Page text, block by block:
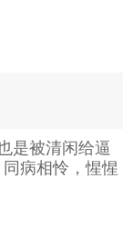
是被清闲给逼
病相怜，惺惺